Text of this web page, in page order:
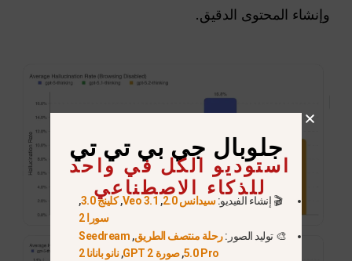
وإنشاء المحتوى الدقيق.
جلوبال جي بي تي تي
استوديو الكل في واحد
للذكاء الاصطناعي
🎬 إنشاء الفيديو:سيدانس 2.0 ,
Veo 3.1
,كلينج 3.0
,
سورا 2
🎨 توليد الصور:رحلة منتصف الطريق,
Seedream
5.0 Pro
,صورة GPT 2 ,نانو بانانا 2